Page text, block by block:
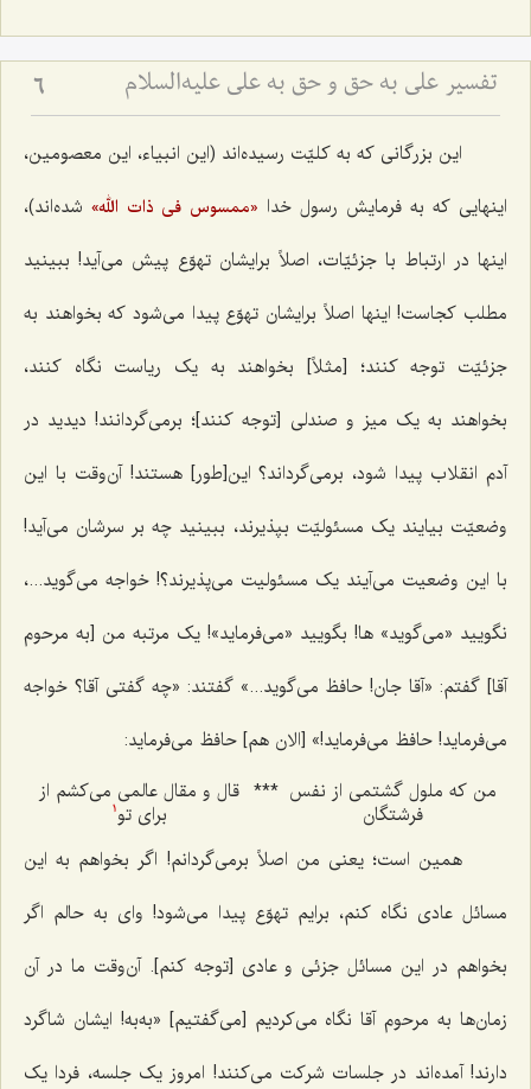
تفسیر علی به حق و حق به علی علیه‌السلام 6
این بزرگانی که به کلیّت رسیده‌اند (این انبیاء، این معصومین،
اینهایی که به فرمایش رسول خدا «ممسوس فی ذات الله» شده‌اند)،
اینها در ارتباط با جزئیّات، اصلاً برایشان تهوّع پیش می‌آید! ببینید
مطلب کجاست! اینها اصلاً برایشان تهوّع پیدا می‌شود که بخواهند به
جزئیّت توجه کنند؛ [مثلاً] بخواهند به یک ریاست نگاه کنند،
بخواهند به یک میز و صندلی [توجه کنند]؛ برمی‌گردانند! دیدید در
آدم انقلاب پیدا شود، برمی‌گرداند؟ این[‌طور] هستند! آن‌وقت با این
وضعیّت بیایند یک مسئولیّت بپذیرند، ببینید چه بر سرشان می‌آید!
با این وضعیت می‌آیند یک مسئولیت می‌پذیرند؟! خواجه می‌گوید...،
نگویید «می‌گوید» ها! بگویید «می‌فرماید»! یک مرتبه من [به مرحوم
آقا] گفتم: «آقا جان! حافظ می‌گوید...» گفتند: «چه گفتی آقا؟ خواجه
می‌فرماید! حافظ می‌فرماید!» [الان هم] حافظ می‌فرماید:
من که ملول گشتمی از نفس
فرشتگان
*** قال و مقال عالمی می‌کشم از
برای تو 1
همین است؛ یعنی من اصلاً برمی‌گردانم! اگر بخواهم به این
مسائل عادی نگاه کنم، برایم تهوّع پیدا می‌شود! وای به حالم اگر
بخواهم در این مسائل جزئی و عادی [توجه کنم]. آن‌وقت ما در آن
زمان‌ها به مرحوم آقا نگاه می‌کردیم [می‌گفتیم] «به‌به! ایشان شاگرد
دارند! آمده‌اند در جلسات شرکت می‌کنند! امروز یک جلسه، فردا یک